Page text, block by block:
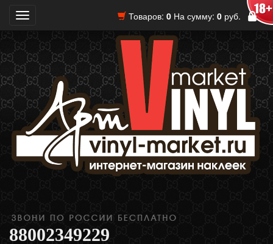
Товаров: 0 На сумму: 0 руб.
Toggle
navigation
88002349229